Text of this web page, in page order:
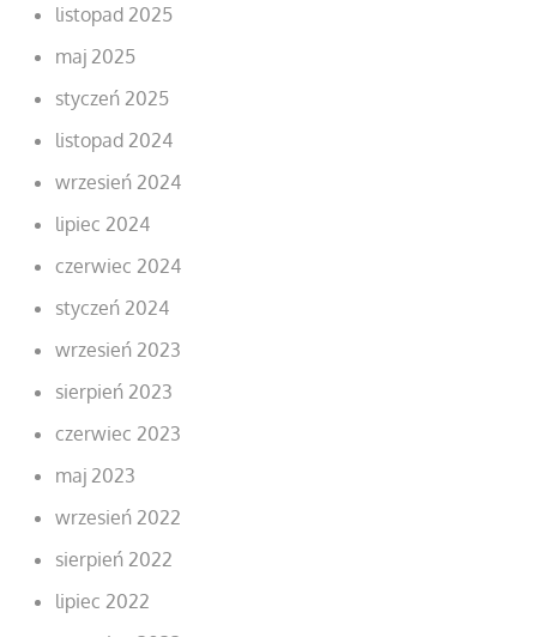
listopad 2025
maj 2025
styczeń 2025
listopad 2024
wrzesień 2024
lipiec 2024
czerwiec 2024
styczeń 2024
wrzesień 2023
sierpień 2023
czerwiec 2023
maj 2023
wrzesień 2022
sierpień 2022
lipiec 2022